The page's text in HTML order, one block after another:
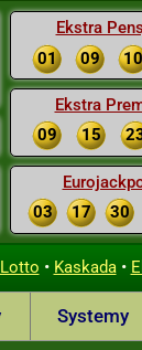
Ekstra
01
09 10
Ekstra
09
15
03
17 30
• Kaskada•
Systemy